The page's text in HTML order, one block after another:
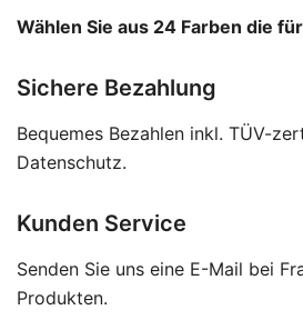
Wählen Sie aus 24 Farben die
Sichere Bezahlung
Bequemes Bezahlen inkl. TÜV-
Datenschutz.
Kunden Service
Senden Sie uns eine E-Mail bei
Produkten.